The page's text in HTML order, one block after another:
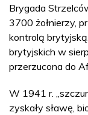
Brygada
3700 żołnierzy,
kontrolą
brytyjskich w
przerzucona do
W 1941 r.
zyskały sławę,